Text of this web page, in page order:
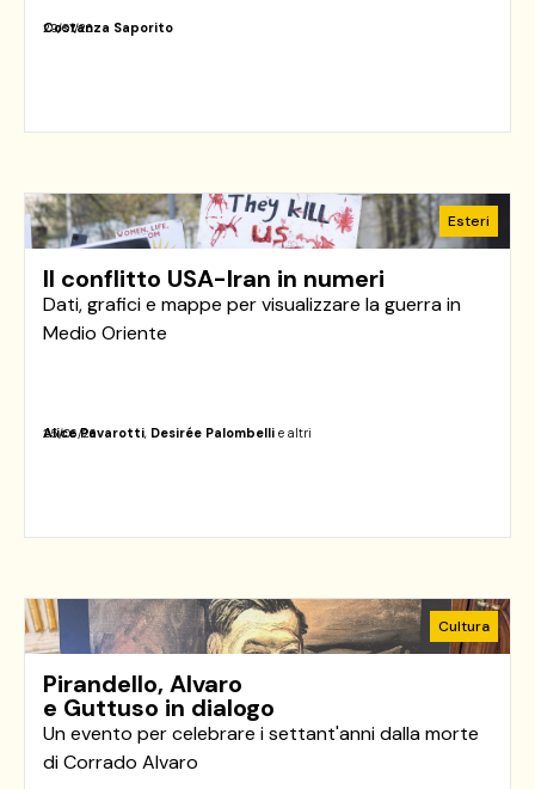
29/07/26
Costanza Saporito
Esteri
Il conflitto USA-Iran in numeri
Dati, grafici e mappe per visualizzare la guerra in
Medio Oriente
25/06/26
Alice Pavarotti, Desirée Palombelli e altri
Cultura
Pirandello, Alvaro
e Guttuso in dialogo
Un evento per celebrare i settant'anni dalla morte
di Corrado Alvaro